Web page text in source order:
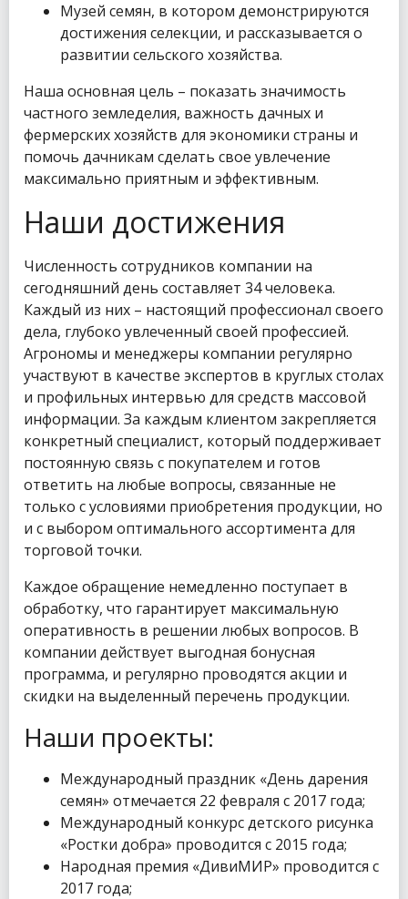
Музей семян, в котором демонстрируются
достижения селекции, и рассказывается о
развитии сельского хозяйства.
Наша основная цель – показать значимость
частного земледелия, важность дачных и
фермерских хозяйств для экономики страны и
помочь дачникам сделать свое увлечение
максимально приятным и эффективным.
Наши достижения
Численность сотрудников компании на
сегодняшний день составляет 34 человека.
Каждый из них – настоящий профессионал своего
дела, глубоко увлеченный своей профессией.
Агрономы и менеджеры компании регулярно
участвуют в качестве экспертов в круглых столах
и профильных интервью для средств массовой
информации. За каждым клиентом закрепляется
конкретный специалист, который поддерживает
постоянную связь с покупателем и готов
ответить на любые вопросы, связанные не
только с условиями приобретения продукции, но
и с выбором оптимального ассортимента для
торговой точки.
Каждое обращение немедленно поступает в
обработку, что гарантирует максимальную
оперативность в решении любых вопросов. В
компании действует выгодная бонусная
программа, и регулярно проводятся акции и
скидки на выделенный перечень продукции.
Наши проекты:
Международный праздник «День дарения
семян» отмечается 22 февраля с 2017 года;
Международный конкурс детского рисунка
«Ростки добра» проводится с 2015 года;
Народная премия «ДивиМИР» проводится с
2017 года;